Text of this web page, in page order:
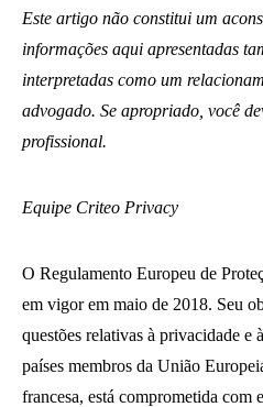
Este artigo não constitui um
informações aqui apresentadas
interpretadas como um
advogado. Se apropriado, você
profissional.
Equipe Criteo Privacy
O Regulamento Europeu de
em vigor em maio de 2018. Seu
questões relativas à privacidade e
países membros da União
francesa, está comprometida com